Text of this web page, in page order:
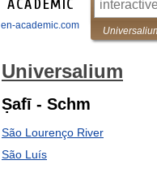
en-academic.com
Universalium
Ṣafī - Schm
São Lourenço River
São Luís